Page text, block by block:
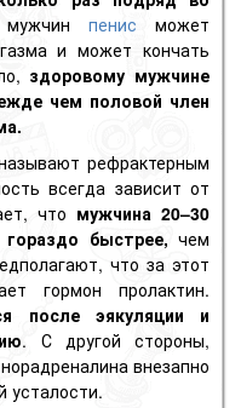
пенис может
и может кончать
здоровому мужчине
чем половой член
рефрактерным
всегда зависит от
что мужчина 20–30
быстрее, чем
что за этот
гормон пролактин.
после эякуляции и
. С другой стороны,
внезапно
усталости.